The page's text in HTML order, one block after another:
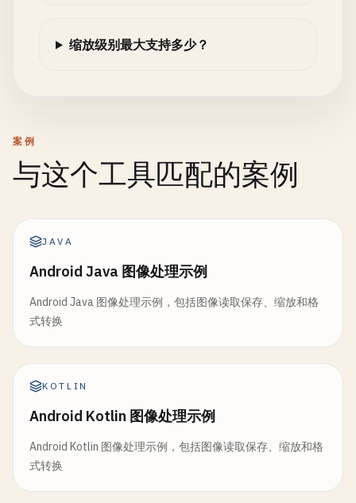
缩放级别最大支持多少？
案例
与这个工具匹配的案例
JAVA
Android Java 图像处理示例
Android Java 图像处理示例，包括图像读取保存、缩放和格
式转换
KOTLIN
Android Kotlin 图像处理示例
Android Kotlin 图像处理示例，包括图像读取保存、缩放和格
式转换